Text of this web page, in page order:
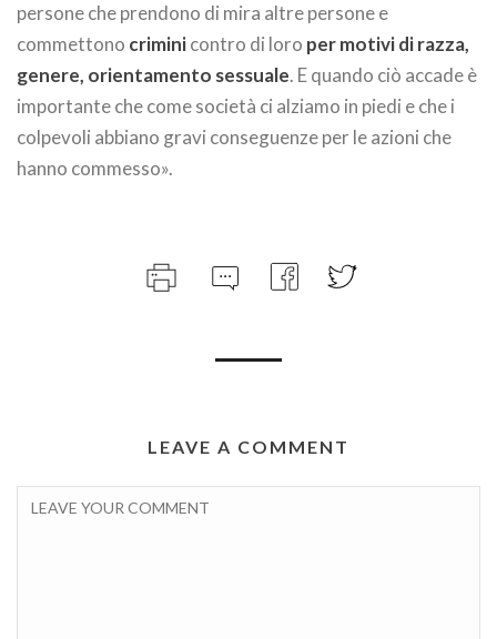
persone che prendono di mira altre persone e
commettono criminicontro di loro per motivi di razza,
genere, orientamento sessuale. E quando ciò accade è
importante che come società ci alziamo in piedi e che i
colpevoli abbiano gravi conseguenze per le azioni che
hanno commesso».
LEAVE A COMMENT